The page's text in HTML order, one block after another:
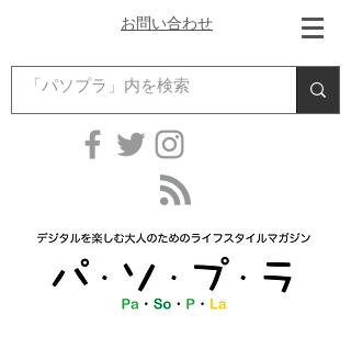
お問い合わせ